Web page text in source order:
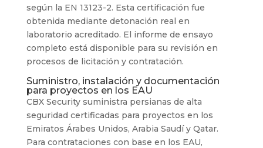
según la EN 13123-2. Esta certificación fue
obtenida mediante detonación real en
laboratorio acreditado. El informe de ensayo
completo está disponible para su revisión en
procesos de licitación y contratación.
Suministro, instalación y documentación
para proyectos en los EAU
CBX Security suministra persianas de alta
seguridad certificadas para proyectos en los
Emiratos Árabes Unidos, Arabia Saudí y Qatar.
Para contrataciones con base en los EAU,